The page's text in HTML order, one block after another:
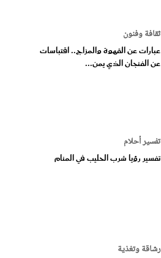
ثقافة وفنون
عبارات عن القهوة والمزاج.. اقتباسات
عن الفنجان الذي يمن...
تفسير أحلام
تفسير رؤيا شرب الحليب في المنام
رشاقة وتغذية